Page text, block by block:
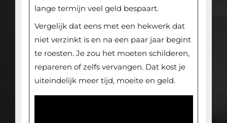
lange termijn veel geld bespaart.
Vergelijk dat eens met een hekwerk dat
niet verzinkt is en na een paar jaar begint
te roesten. Je zou het moeten schilderen,
repareren of zelfs vervangen. Dat kost je
uiteindelijk meer tijd, moeite en geld.